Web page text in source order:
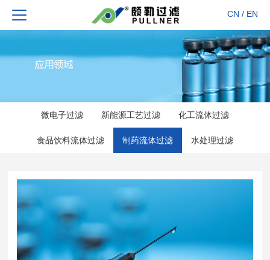
CN / EN
微电子过滤 新能源工艺过滤 化工流体过滤
食品饮料流体过滤 制药流体过滤 水处理过滤